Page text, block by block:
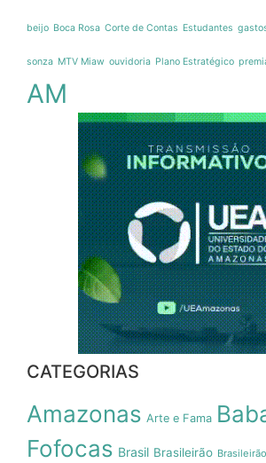
beijo Boca Rosa Corte de Contas Estudantes
sonza MTV Miaw ouvidoria Plano Estratégico
AM
CATEGORIAS
Amazonas Arte e Fama
Fofocas Brasil Brasileirão